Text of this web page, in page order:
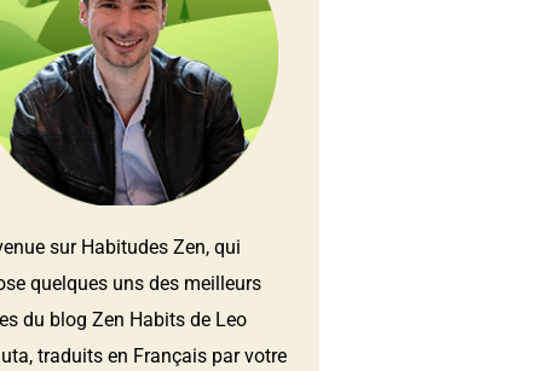
sur Habitudes Zen, qui
quelques uns des meilleurs
du blog Zen Habits de Leo
traduits en Français par votre